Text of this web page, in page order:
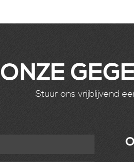
ONZE
Stuur ons vrijblijvend